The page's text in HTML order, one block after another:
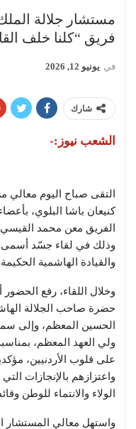
مستشار جلالة
فريق “كلنا خلف
في يونيو 12, 2026
شارك
الشعب نيوز:-
التقى صباح اليوم معالي
كنيعان باشا البلوي،
الفريق معن محمد
وذلك في لقاء جسّد أسمى
والقيادة الهاشمية
وخلال اللقاء، رفع الحضور
حضرة صاحب الجلالة
الحسين المعظم، وإلى سمو
ولي العهد المعظم،
على قلوب الأردنيين،
واعتزازهم بالإنجازات
الولاء والانتماء للوطن
واستهل معالي المستشار